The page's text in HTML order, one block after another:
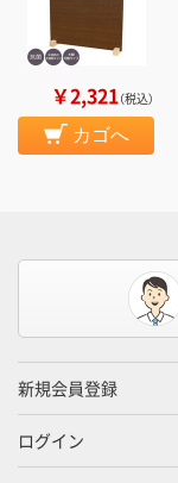
￥2,321（税込）
カゴへ
新規会員登録
ログイン